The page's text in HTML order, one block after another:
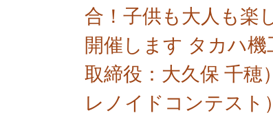
合！子供も大人も楽
開催します タカハ
取締役：大久保 千
レノイドコンテスト